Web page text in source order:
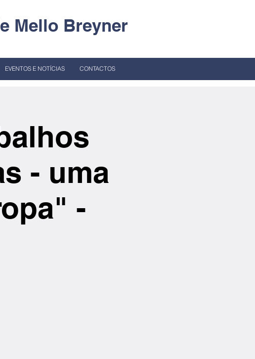
Mello Breyner
EVENTOS E NOTÍCIAS CONTACTOS
- uma
-